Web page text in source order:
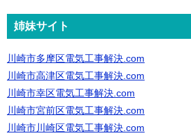
姉妹サイト
川崎市多摩区電気工事解決.com
川崎市高津区電気工事解決.com
川崎市幸区電気工事解決.com
川崎市宮前区電気工事解決.com
川崎市川崎区電気工事解決.com